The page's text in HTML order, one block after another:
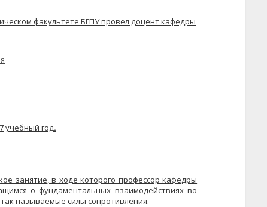
факультете БГПУ провел доцент кафедры
учебный год.
занятие, в ходе которого профессор кафедры
о фундаментальных взаимодействиях во
называемые силы сопротивления.